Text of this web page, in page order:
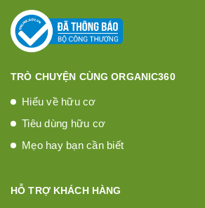
TRÒ CHUYỆN CÙNG ORGANIC360
Hiểu về hữu cơ
Tiêu dùng hữu cơ
Mẹo hay bạn cần biết
HỖ TRỢ KHÁCH HÀNG